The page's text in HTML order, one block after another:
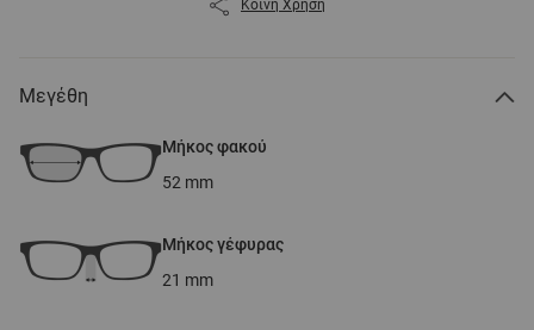
Κοινή Χρήση
Μεγέθη
Μήκος φακού
52 mm
Μήκος γέφυρας
21 mm